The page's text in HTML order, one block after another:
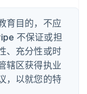
育目的，不应
不保证或担
、充分性或时
辖区获得执业
，以就您的特